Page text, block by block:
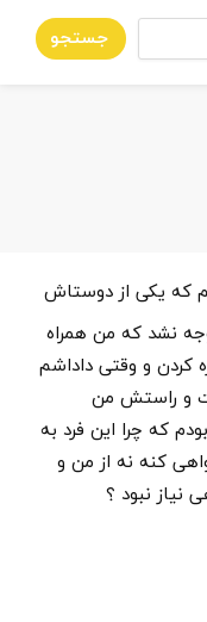
جستجو
که یکی از دوستاش
نشد که من همراه
کردن و وقتی داداشم
و راستش من
که چرا این فرد به
کنه نه از من و
نیاز نبود ؟